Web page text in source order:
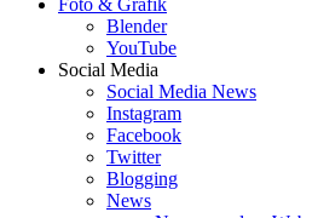
Foto & Grafik
Blender
YouTube
Social Media
Social Media News
Instagram
Facebook
Twitter
Blogging
News